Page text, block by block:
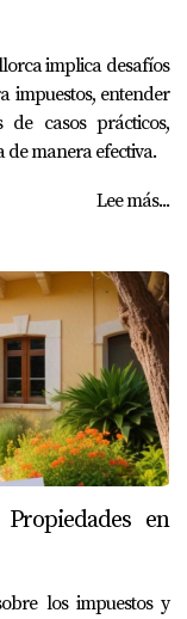
implica desafíos
impuestos, entender
de casos prácticos,
manera efectiva.
Lee más...
en
los impuestos y